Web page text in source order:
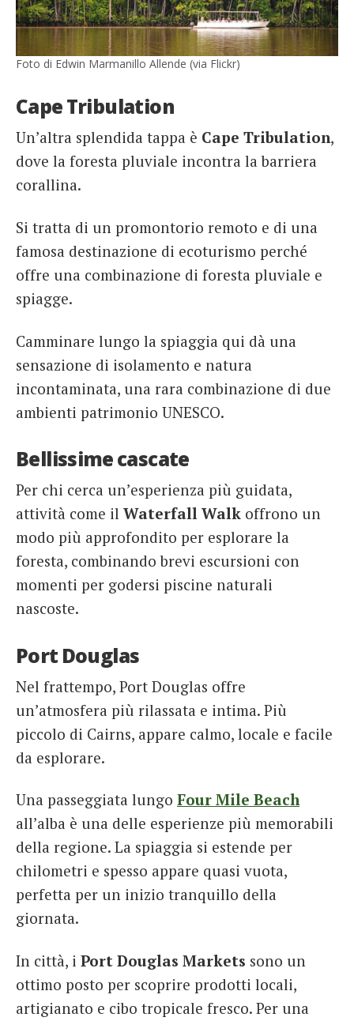
Foto di Edwin Marmanillo Allende (via Flickr)
Cape Tribulation
Un’altra splendida tappa è Cape Tribulation,
dove la foresta pluviale incontra la barriera
corallina.
Si tratta di un promontorio remoto e di una
famosa destinazione di ecoturismo perché
offre una combinazione di foresta pluviale e
spiagge.
Camminare lungo la spiaggia qui dà una
sensazione di isolamento e natura
incontaminata, una rara combinazione di due
ambienti patrimonio UNESCO.
Bellissime cascate
Per chi cerca un’esperienza più guidata,
attività come il Waterfall Walk offrono un
modo più approfondito per esplorare la
foresta, combinando brevi escursioni con
momenti per godersi piscine naturali
nascoste.
Port Douglas
Nel frattempo, Port Douglas offre
un’atmosfera più rilassata e intima. Più
piccolo di Cairns, appare calmo, locale e facile
da esplorare.
Una passeggiata lungo Four Mile Beach
all’alba è una delle esperienze più memorabili
della regione. La spiaggia si estende per
chilometri e spesso appare quasi vuota,
perfetta per un inizio tranquillo della
giornata.
In città, i Port Douglas Markets sono un
ottimo posto per scoprire prodotti locali,
artigianato e cibo tropicale fresco. Per una